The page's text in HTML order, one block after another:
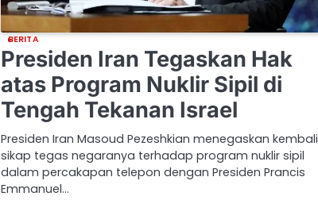
BERITA
Presiden Iran Tegaskan Hak
atas Program Nuklir Sipil di
Tengah Tekanan Israel
Presiden Iran Masoud Pezeshkian menegaskan kembali
sikap tegas negaranya terhadap program nuklir sipil
dalam percakapan telepon dengan Presiden Prancis
Emmanuel…